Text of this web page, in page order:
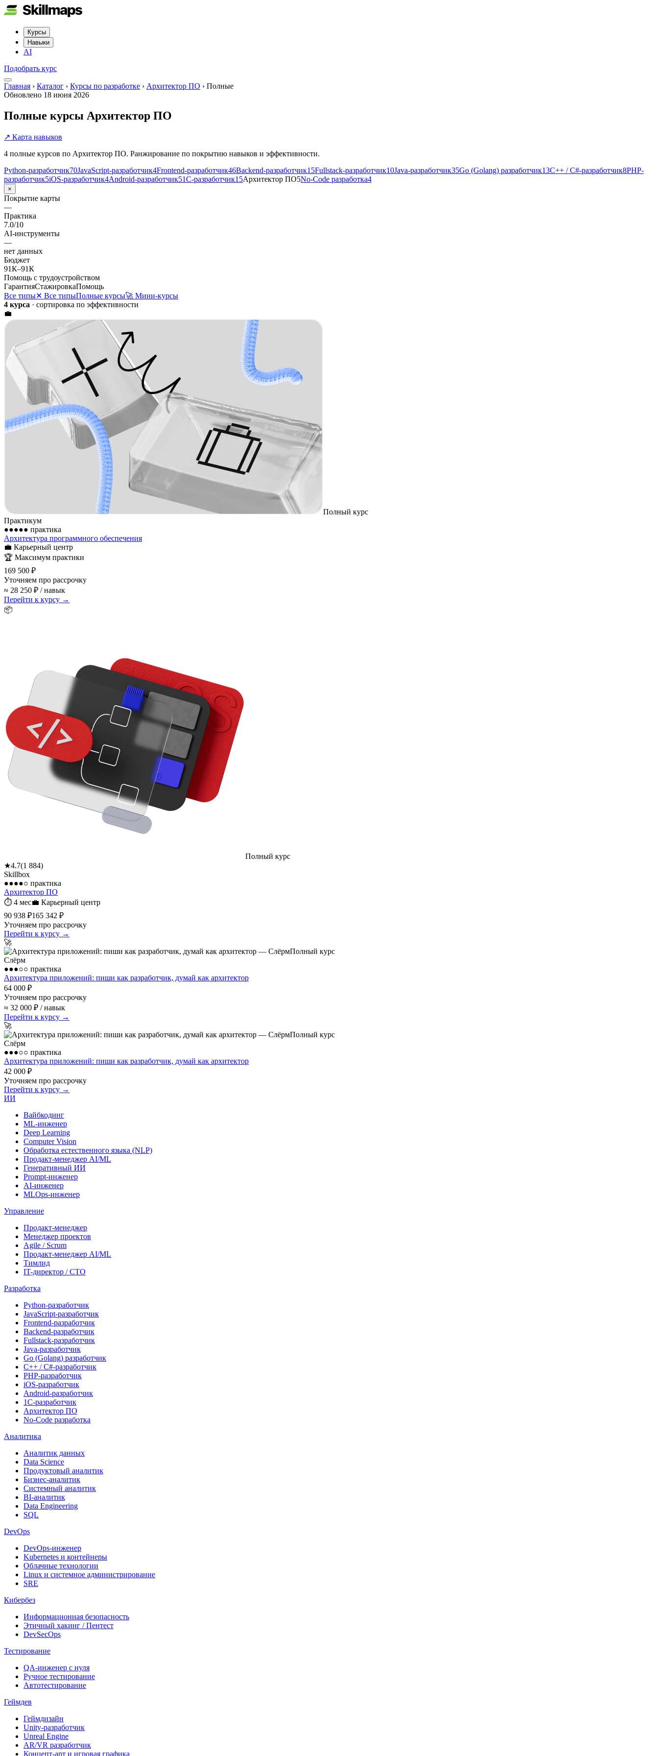
Курсы
Навыки
AI
Подобрать курс
Главная › Каталог › Курсы по разработке › Архитектор ПО › Полные
Обновлено 18 июня 2026
Полные курсы Архитектор ПО
↗ Карта навыков
4 полные курсов по Архитектор ПО. Ранжирование по покрытию навыков и эффективности.
Python-разработчик70JavaScript-разработчик4Frontend-разработчик46Backend-разработчик15Fullstack-разработчик10Java-разработчик35Go (Golang) разработчик13C++ / C#-разработчик8PHP-
разработчик5iOS-разработчик4Android-разработчик51С-разработчик15Архитектор ПО5No-Code разработка4
×
Покрытие карты
—
Практика
7.0/10
AI-инструменты
—
нет данных
Бюджет
91К–91К
Помощь с трудоустройством
ГарантияСтажировкаПомощь
Все типы✕ Все типыПолные курсы🚀 Мини-курсы
4 курса · сортировка по эффективности
💼
Полный курс
Практикум
●●●●● практика
Архитектура программного обеспечения
💼 Карьерный центр
🏆 Максимум практики
169 500 ₽
Уточняем про рассрочку
≈ 28 250 ₽ / навык
Перейти к курсу →
📦
Полный курс
★4.7(1 884)
Skillbox
●●●●○ практика
Архитектор ПО
⏱ 4 мес💼 Карьерный центр
90 938 ₽165 342 ₽
Уточняем про рассрочку
Перейти к курсу →
🚀
Полный курс
Слёрм
●●●○○ практика
Архитектура приложений: пиши как разработчик, думай как архитектор
64 000 ₽
Уточняем про рассрочку
≈ 32 000 ₽ / навык
Перейти к курсу →
🚀
Полный курс
Слёрм
●●●○○ практика
Архитектура приложений: пиши как разработчик, думай как архитектор
42 000 ₽
Уточняем про рассрочку
Перейти к курсу →
ИИ
Вайбкодинг
ML-инженер
Deep Learning
Computer Vision
Обработка естественного языка (NLP)
Продакт-менеджер AI/ML
Генеративный ИИ
Prompt-инженер
AI-инженер
MLOps-инженер
Управление
Продакт-менеджер
Менеджер проектов
Agile / Scrum
Продакт-менеджер AI/ML
Тимлид
IT-директор / CTO
Разработка
Python-разработчик
JavaScript-разработчик
Frontend-разработчик
Backend-разработчик
Fullstack-разработчик
Java-разработчик
Go (Golang) разработчик
C++ / C#-разработчик
PHP-разработчик
iOS-разработчик
Android-разработчик
1С-разработчик
Архитектор ПО
No-Code разработка
Аналитика
Аналитик данных
Data Science
Продуктовый аналитик
Бизнес-аналитик
Системный аналитик
BI-аналитик
Data Engineering
SQL
DevOps
DevOps-инженер
Kubernetes и контейнеры
Облачные технологии
Linux и системное администрирование
SRE
Кибербез
Информационная безопасность
Этичный хакинг / Пентест
DevSecOps
Тестирование
QA-инженер с нуля
Ручное тестирование
Автотестирование
Геймдев
Геймдизайн
Unity-разработчик
Unreal Engine
AR/VR разработчик
Концепт-арт и игровая графика